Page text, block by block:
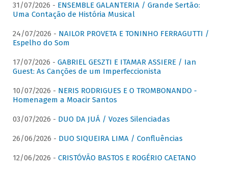
31/07/2026 - ENSEMBLE GALANTERIA / Grande Sertão:
Uma Contação de História Musical
24/07/2026 - NAILOR PROVETA E TONINHO FERRAGUTTI /
Espelho do Som
17/07/2026 - GABRIEL GESZTI E ITAMAR ASSIERE / Ian
Guest: As Canções de um Imperfeccionista
10/07/2026 - NERIS RODRIGUES E O TROMBONANDO -
Homenagem a Moacir Santos
03/07/2026 - DUO DA JUÁ / Vozes Silenciadas
26/06/2026 - DUO SIQUEIRA LIMA / Confluências
12/06/2026 - CRISTÓVÃO BASTOS E ROGÉRIO CAETANO